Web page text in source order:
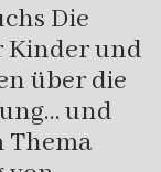
Die
Kinder und
über die
und
Thema